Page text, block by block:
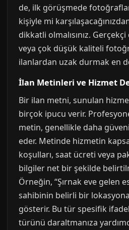
de, ilk görüşmede
kişiyle mi
dikkatli olmalısınız.
veya çok düşük kaliteli
ilanlardan uzak durmak en
İlan Metinleri ve Hizmet
Bir ilan metni, sunulan
birçok ipucu verir.
metin, genellikle daha
eder. Metinde hizmetin
koşulları, saat ücreti veya
bilgiler net bir şekilde
Örneğin, “Şırnak eve gelen
sahibinin belirli bir
gösterir. Bu tür spesifik
türünü daraltmanıza